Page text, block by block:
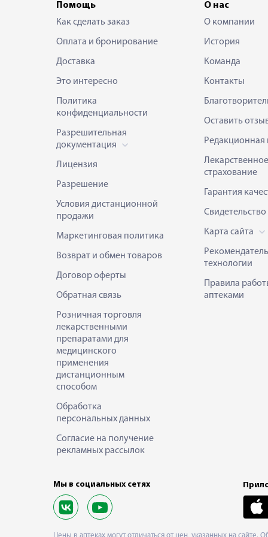
Помощь
Как сделать заказ
Оплата и бронирование
Доставка
Это интересно
Политика
конфиденциальности
Разрешительная
документация
Лицензия
Разрешение
Условия дистанционной
продажи
Маркетинговая политика
Возврат и обмен товаров
Договор оферты
Обратная связь
Розничная торговля
лекарственными
препаратами для
медицинского
применения
дистанционным
способом
Обработка
персональных данных
Согласие на получение
рекламных рассылок
О нас
О компании
История
Команда
Контакты
Оставить
Редакционная
Лекарственное
страхование
Гарантия
Карта сайта
технологии
Правила
аптеками
Мы в социальных сетях